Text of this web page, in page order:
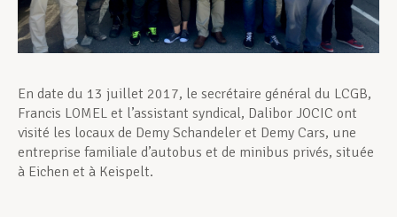
En date du 13 juillet 2017, le secrétaire général du LCGB,
Francis LOMEL et l’assistant syndical, Dalibor JOCIC ont
visité les locaux de Demy Schandeler et Demy Cars, une
entreprise familiale d’autobus et de minibus privés, située
à Eichen et à Keispelt.